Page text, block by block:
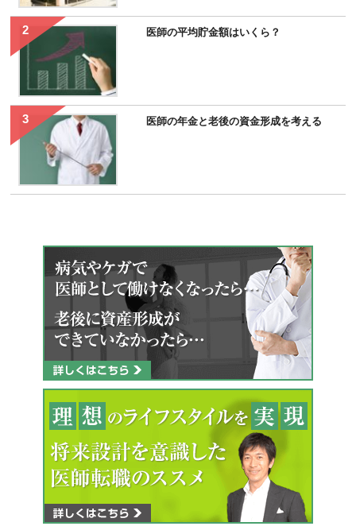
医師の平均貯金額はいくら？
医師の年金と老後の資金形成を考える